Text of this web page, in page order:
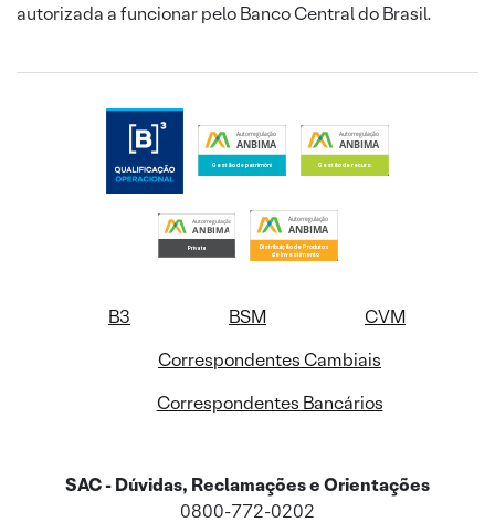
autorizada a funcionar pelo Banco Central do Brasil.
B3 BSM
CVM
Correspondentes Cambiais
Correspondentes Bancários
SAC - Dúvidas, Reclamações e Orientações
0800-772-0202